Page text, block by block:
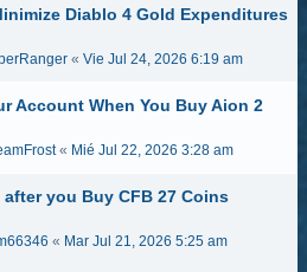
Diablo 4 Gold Expenditures
« Vie Jul 24, 2026 6:19 am
Account When You Buy Aion 2
« Mié Jul 22, 2026 3:28 am
you Buy CFB 27 Coins
« Mar Jul 21, 2026 5:25 am